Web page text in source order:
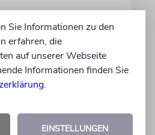
Sie Informationen zu den
erfahren, die
auf unserer Webseite
Informationen finden Sie
.
EINSTELLUNGEN